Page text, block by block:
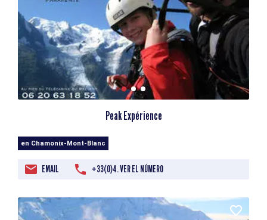
Peak Expérience
en Chamonix-Mont-Blanc
EMAIL +33(0)4. VER EL NÚMERO